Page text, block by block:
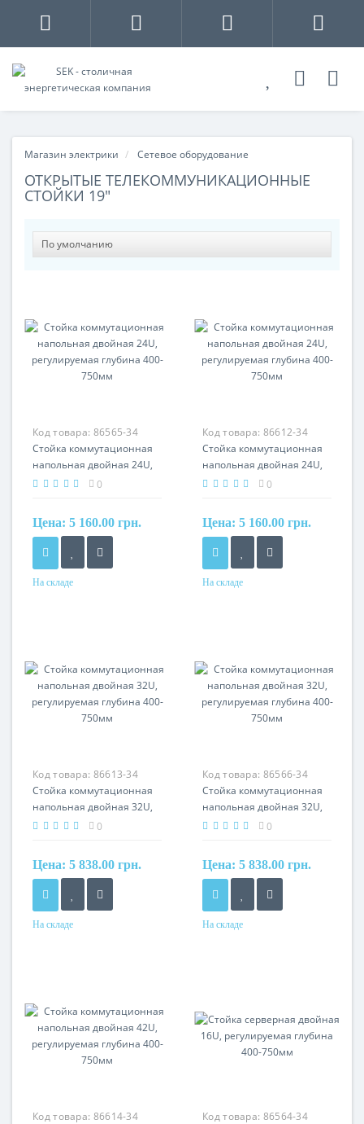
Магазин электрики Сетевое оборудование
ОТКРЫТЫЕ ТЕЛЕКОММУНИКАЦИОННЫЕ
СТОЙКИ 19"
Код товара: 86565-34
Стойка коммутационная
напольная двойная 24U,
регулируемая глубина
0
Цена: 5 160.00 грн.
На складе
Код товара: 86612-34
Стойка коммутационная
напольная двойная 24U,
регулируемая глубина
0
Цена: 5 160.00 грн.
На складе
Код товара: 86613-34
Стойка коммутационная
напольная двойная 32U,
регулируемая глубина
0
Цена: 5 838.00 грн.
На складе
Код товара: 86566-34
Стойка коммутационная
напольная двойная 32U,
регулируемая глубина
0
Цена: 5 838.00 грн.
На складе
Код товара: 86614-34
Код товара: 86564-34